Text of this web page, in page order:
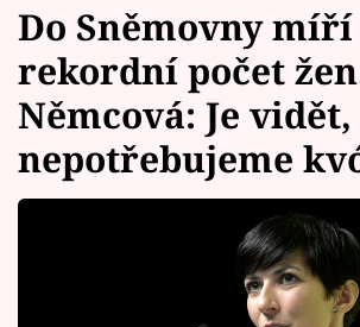
Témata
Celebrity
Vztahy
Do Sněmovny míří
rekordní počet
Němcová: Je vidět,
nepotřebujeme